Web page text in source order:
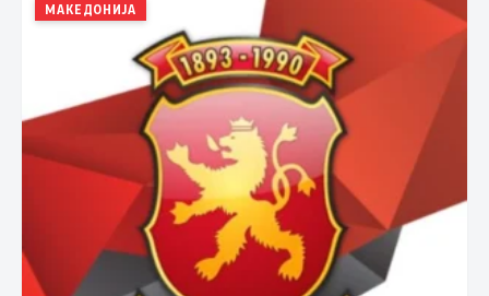
МАКЕДОНИЈА